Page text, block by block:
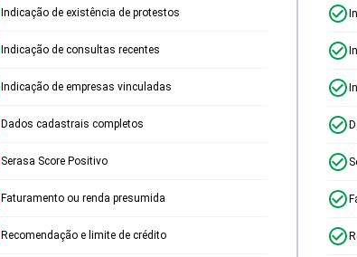
Indicação de existência de protestos
Indicação de consultas recentes
Indicação de empresas vinculadas
Dados cadastrais completos
Serasa Score Positivo
Faturamento ou renda presumida
Recomendação e limite de crédito